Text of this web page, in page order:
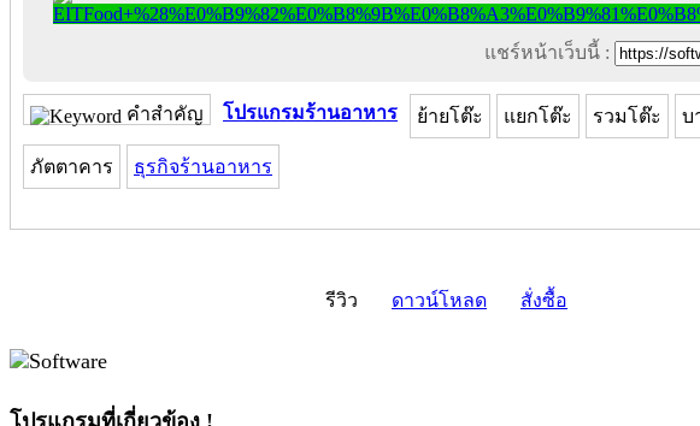
แชร์หน้าเว็บนี้ :
คำสำคัญ โปรแกรมร้านอาหาร ย้ายโต๊ะ แยกโต๊ะ รวมโต๊ะ บ
ภัตตาคาร ธุรกิจร้านอาหาร
รีวิว ดาวน์โหลด สั่งซื้อ